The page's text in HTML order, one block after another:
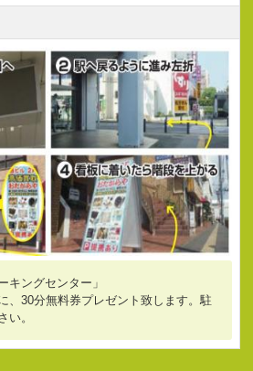
キングセンター」
、30分無料券プレゼント致します。駐
い。